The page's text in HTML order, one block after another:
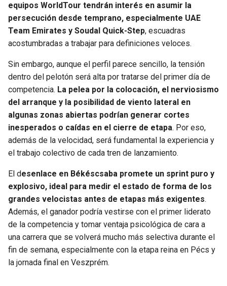
equipos WorldTour tendrán interés en asumir la
persecución desde temprano, especialmente UAE
Team Emirates y Soudal Quick-Step, escuadras
acostumbradas a trabajar para definiciones veloces.
Sin embargo, aunque el perfil parece sencillo, la tensión
dentro del pelotón será alta por tratarse del primer día de
competencia. La pelea por la colocación, el nerviosismo
del arranque y la posibilidad de viento lateral en
algunas zonas abiertas podrían generar cortes
inesperados o caídas en el cierre de etapa. Por eso,
además de la velocidad, será fundamental la experiencia y
el trabajo colectivo de cada tren de lanzamiento.
El desenlace en Békéscsaba promete un sprint puro y
explosivo, ideal para medir el estado de forma de los
grandes velocistas antes de etapas más exigentes.
Además, el ganador podría vestirse con el primer liderato
de la competencia y tomar ventaja psicológica de cara a
una carrera que se volverá mucho más selectiva durante el
fin de semana, especialmente con la etapa reina en Pécs y
la jornada final en Veszprém.